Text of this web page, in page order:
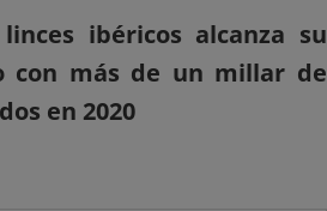
ibéricos alcanza su
con más de un millar de
en 2020